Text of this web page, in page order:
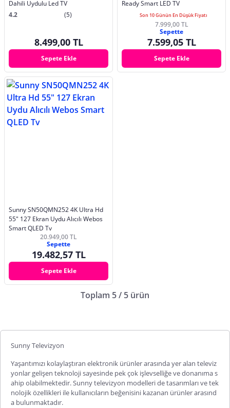
Dahili Uydulu Led TV
4.2
(5)
8.499,00 TL
Sepete Ekle
Ready Smart LED TV
Son 10 Günün En Düşük Fiyatı
7.999,00 TL
Sepette
7.599,05 TL
Sepete Ekle
Sunny SN50QMN252 4K Ultra Hd
55" 127 Ekran Uydu Alıcılı Webos
Smart QLED Tv
20.949,00 TL
Sepette
19.482,57 TL
Sepete Ekle
Toplam 5 / 5 ürün
Sunny Televizyon
Yaşantımızı kolaylaştıran elektronik ürünler arasında yer alan televiz
yonlar gelişen teknoloji sayesinde pek çok işlevselliğe ve donanıma s
ahip olabilmektedir.Sunny televizyon modelleride tasarımları ve tek
nolojik özellikleri ile kullanıcıların beğenisini kazanan ürünler arasınd
a bulunmaktadır.